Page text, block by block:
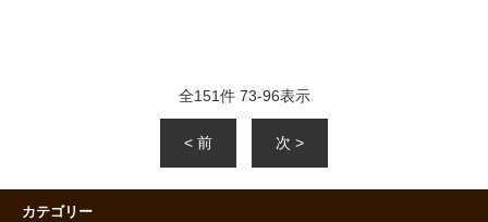
全151件 73-96表示
< 前 次 >
カテゴリー